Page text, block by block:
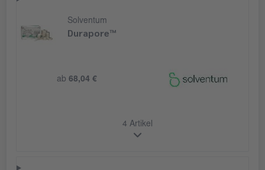
Solventum
Durapore™
ab 68,04 €
4 Artikel